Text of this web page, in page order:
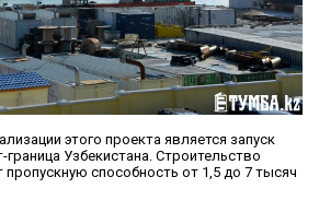
этого проекта является запуск
Узбекистана. Строительство
пропускную способность от 1,5 до 7 тысяч